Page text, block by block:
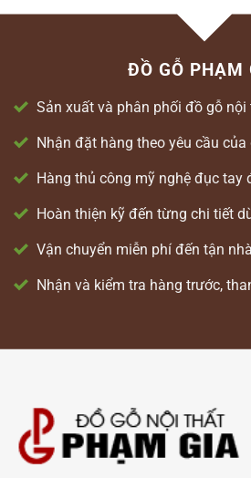
ĐỒ GỖ PHẠM
Sản xuất và phân phối đồ gỗ nội
Nhận đặt hàng theo yêu cầu của
Hàng thủ công mỹ nghệ đục tay
Hoàn thiện kỹ đến từng chi tiết
Vận chuyển miễn phí đến tận
Nhận và kiểm tra hàng trước,